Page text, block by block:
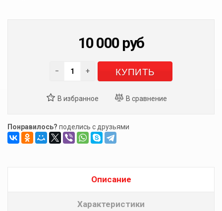
10 000 руб
− + КУПИТЬ
Понравилось? поделись с друзьями
Описание
Характеристики